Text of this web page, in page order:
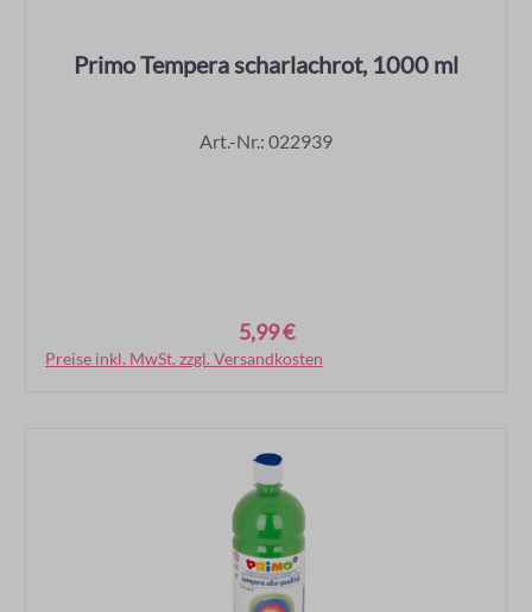
Primo Tempera scharlachrot, 1000 ml
Art.-Nr.: 022939
5,99 €
Preise inkl. MwSt. zzgl. Versandkosten
In den Warenkorb